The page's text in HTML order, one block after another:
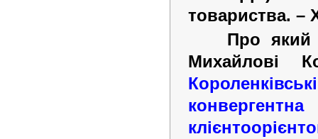
товариства. –
Про який
Михайлові